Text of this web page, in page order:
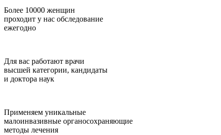
Более 10000 женщин
проходит у нас обследование
ежегодно
Для вас работают врачи
высшей категории, кандидаты
и доктора наук
Применяем уникальные
малоинвазивные органосохраняющие
методы лечения